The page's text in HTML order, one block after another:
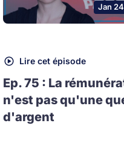
Jan
Lire cet épisode
Ep. 75 : La
n'est pas qu'une
d'argent